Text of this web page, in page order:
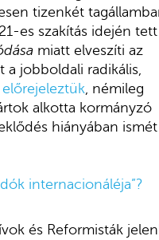
tizenkét
es szakítás idején tett
miatt elveszíti az
a jobboldali radikális,
előrejeleztük, némileg
alkotta kormányzó
hiányában ismét
internacionáléja”?
és Reformisták